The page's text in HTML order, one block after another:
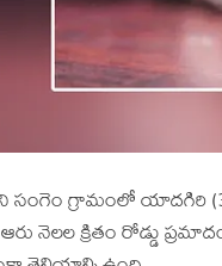
గ్రామంలో యాదగిరి
నెలల క్రితం రోడ్డు